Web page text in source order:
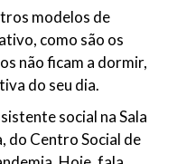
modelos de
como são os
não ficam a dormir,
do seu dia.
social na Sala
do Centro Social de